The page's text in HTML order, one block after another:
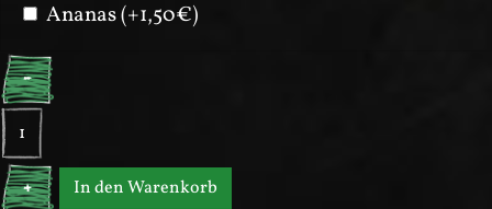
Ananas (+1,50€)
-
Pizza
Stella
Italia
Menge
+ In den Warenkorb